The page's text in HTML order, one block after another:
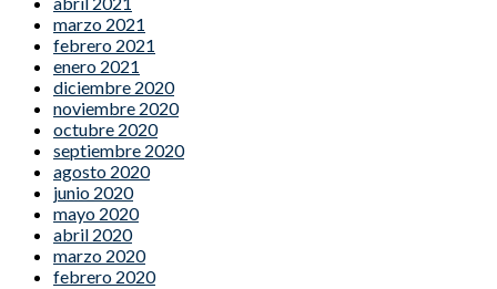
marzo 2021
febrero 2021
enero 2021
diciembre 2020
noviembre 2020
octubre 2020
septiembre 2020
agosto 2020
junio 2020
mayo 2020
abril 2020
marzo 2020
febrero 2020